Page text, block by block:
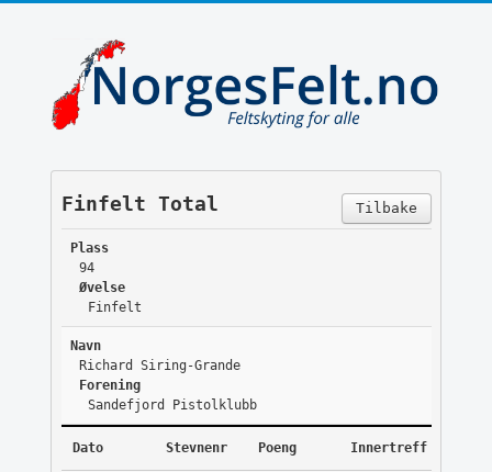
Tilbake
Finfelt Total
Plass
94
Øvelse
Finfelt
Navn
Richard Siring-Grande
Forening
Sandefjord Pistolklubb
Dato Stevnenr Poeng Innertreff